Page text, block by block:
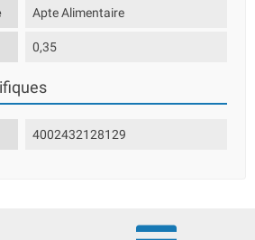
Apte Alimentaire
0,35
4002432128129